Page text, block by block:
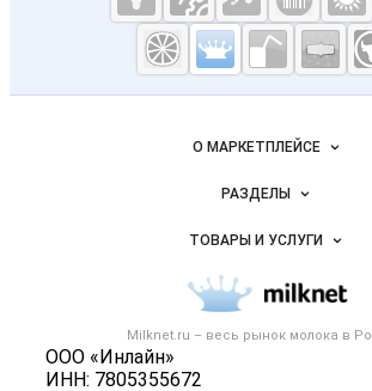
Молочная
промышленность
Milknet.ru
Важные разделы и контакты
Milknet.ru – весь рынок молока в
ООО «Инлайн»
ИНН: 7805355672
Навигация по сайтуО МАРКЕТПЛЕЙСЕ
Новости Milknet.ru
Размещение рекламы
Публичная оферта
Контактная информация
Политика обработки персональных
РАЗДЕЛЫ
Объявления
Новости рынка
ТОВАРЫ И УСЛУГИ
Молочная продукция
Вторичное сырье
Оборудование